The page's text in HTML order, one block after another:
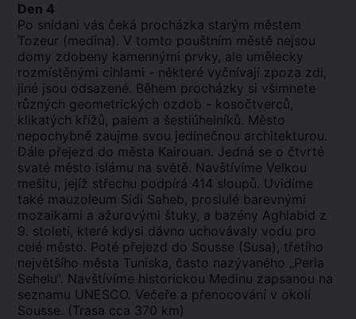
Den 4
Po snídani vás čeká procházka starým městem
Tozeur (medina). V tomto pouštním městě nejsou
domy zdobeny kamennými prvky, ale umělecky
rozmístěnými cihlami - některé vyčnívají zpoza zdi,
jiné jsou odsazené. Během procházky si všimnete
různých geometrických ozdob - kosočtverců,
klikatých křížů, palem a šestiúhelníků. Město
nepochybně zaujme svou jedinečnou architekturou.
Dále přejezd do města Kairouan. Jedná se o čtvrté
svaté město islámu na světě. Navštívíme Velkou
mešitu, jejíž střechu podpírá 414 sloupů. Uvidíme
také mauzoleum Sidi Saheb, proslulé barevnými
mozaikami a ažurovými štuky, a bazény Aghlabid z
9. století, které kdysi dávno uchovávaly vodu pro
celé město. Poté přejezd do Sousse (Susa), třetího
největšího města Tuniska, často nazývaného „Perla
Sehelu“. Navštívíme historickou Medinu zapsanou na
seznamu UNESCO. Večeře a přenocování v okolí
Sousse. (Trasa cca 370 km)